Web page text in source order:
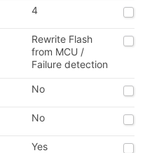
4
Rewrite Flash
from MCU /
Failure detection
No
No
Yes